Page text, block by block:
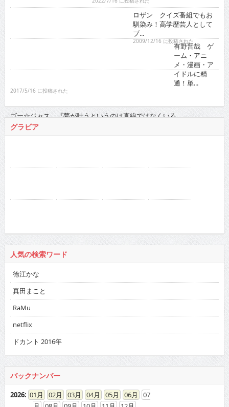
有野晋哉 ゲーム・アニメ・漫画・アイドルに精通！
ゴー☆ジャス 『夢が叶うというのは直線
グラビア
徳江かな
真田まこと
RaMu
netflix
バックナンバー
2026:01 02 03 04 05 06
07
08
09 10 11
12
08
09 10 11
12